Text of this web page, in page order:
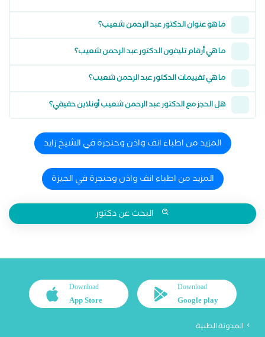
ما هو عنوان الدكتور عبد الرحمن شعيب؟
ما هي أرقام تليفون الدكتور عبد الرحمن شعيب؟
ما هي تقييمات الدكتور عبد الرحمن شعيب؟
هل الحجز مع الدكتور عبد الرحمن شعيب أونلاين حقيقي؟
المزيد من اطباء انف واذن وحنجرة في الشيخ زايد
المزيد من اطباء انف واذن وحنجرة في الجيزة
البحث عن دكتور
Download
Google play
Download
App Store
المدونة الطبية